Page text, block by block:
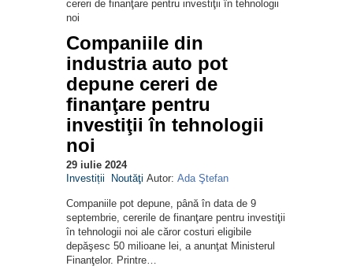
Companiile din
industria auto pot
depune cereri de
finanţare pentru
investiţii în tehnologii
noi
29 iulie 2024
Investiții
Noutăţi Autor: Ada Ştefan
Companiile pot depune, până în data de 9
septembrie, cererile de finanţare pentru investiţii
în tehnologii noi ale căror costuri eligibile
depăşesc 50 milioane lei, a anunţat Ministerul
Finanţelor. Printre…